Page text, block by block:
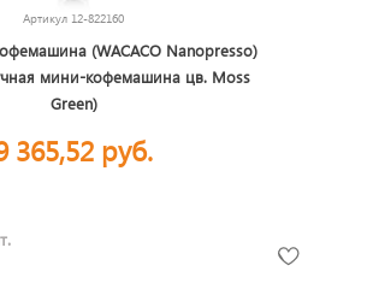
Артикул 12-822160
(WACACO Nanopresso)
мини-кофемашина цв. Moss
Green)
365,52 руб.